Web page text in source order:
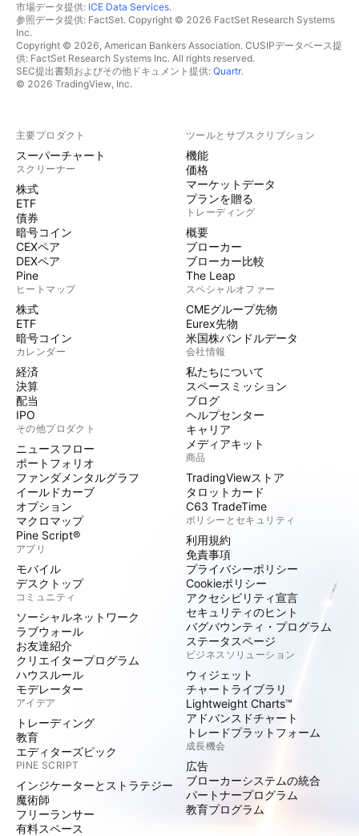
市場データ提供: ICE Data Services.
参照データ提供: FactSet. Copyright © 2026 FactSet Research Systems
Inc.
Copyright © 2026, American Bankers Association. CUSIPデータベース提
供: FactSet Research Systems Inc. All rights reserved.
SEC提出書類およびその他ドキュメント提供: Quartr.
© 2026 TradingView, Inc.
主要プロダクト
スーパーチャート
スクリーナー
株式
ETF
債券
暗号コイン
CEXペア
DEXペア
Pine
ヒートマップ
株式
ETF
暗号コイン
カレンダー
経済
決算
配当
IPO
その他プロダクト
ニュースフロー
ポートフォリオ
ファンダメンタルグラフ
イールドカーブ
オプション
マクロマップ
Pine Script®
アプリ
モバイル
デスクトップ
コミュニティ
ソーシャルネットワーク
ラブウォール
お友達紹介
クリエイタープログラム
ハウスルール
モデレーター
アイデア
トレーディング
教育
エディターズピック
PINE SCRIPT
インジケーターとストラテジー
魔術師
フリーランサー
有料スペース
ツールとサブスクリプション
機能
価格
マーケットデータ
プランを贈る
トレーディング
概要
ブローカー
ブローカー比較
The Leap
スペシャルオファー
CMEグループ先物
Eurex先物
米国株バンドルデータ
会社情報
私たちについて
スペースミッション
ブログ
ヘルプセンター
キャリア
メディアキット
商品
TradingViewストア
タロットカード
C63 TradeTime
ポリシーとセキュリティ
利用規約
免責事項
プライバシーポリシー
Cookieポリシー
アクセシビリティ宣言
セキュリティのヒント
バグバウンティ・プログラム
ステータスページ
ビジネスソリューション
ウィジェット
チャートライブラリ
Lightweight Charts™
アドバンスドチャート
トレードプラットフォーム
成長機会
広告
ブローカーシステムの統合
パートナープログラム
教育プログラム